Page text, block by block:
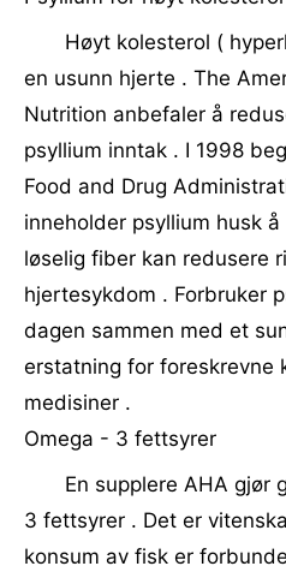
Høyt kolesterol (
en usunn hjerte . The
Nutrition anbefaler å
psyllium inntak . I 1998
Food and Drug
inneholder psyllium husk
løselig fiber kan redusere
hjertesykdom . Forbruker
dagen sammen med et
erstatning for foreskrevne
medisiner .
Omega - 3 fettsyrer
En supplere AHA gjør
3 fettsyrer . Det er
konsum av fisk er